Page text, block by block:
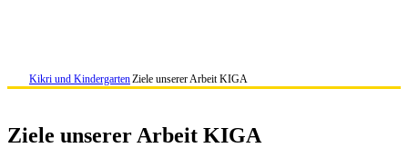
Kikri und Kindergarten Ziele unserer Arbeit KIGA
Ziele unserer Arbeit KIGA